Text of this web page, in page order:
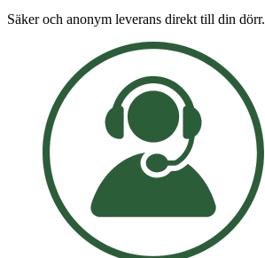
Säker och anonym leverans direkt till din dörr.